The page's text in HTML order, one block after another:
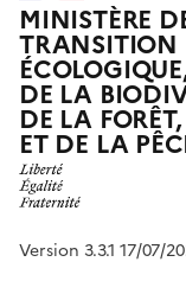
MINISTÈRE
TRANSITION
DE LA
DE LA
ET DE LA
Version 3.3.1 17/07/